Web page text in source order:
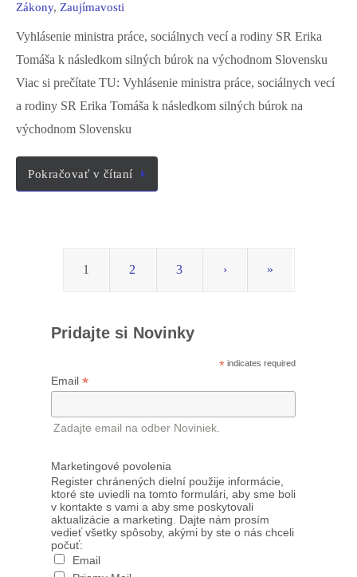
Zákony, Zaujímavosti
Vyhlásenie ministra práce, sociálnych vecí a rodiny SR Erika
Tomáša k následkom silných búrok na východnom Slovensku
Viac si prečítate TU: Vyhlásenie ministra práce, sociálnych vecí
a rodiny SR Erika Tomáša k následkom silných búrok na
východnom Slovensku
Pokračovať v čítaní
1 2 3 › »
Pridajte si Novinky
* indicates required
Email *
Zadajte email na odber Noviniek.
Marketingové povolenia
Register chránených dielní použije informácie,
ktoré ste uviedli na tomto formulári, aby sme boli
v kontakte s vami a aby sme poskytovali
aktualizácie a marketing. Dajte nám prosím
vedieť všetky spôsoby, akými by ste o nás chceli
počuť:
Email